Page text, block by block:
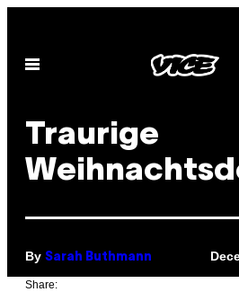
content
Open
Traurige
By Sarah Buthmann
Share: